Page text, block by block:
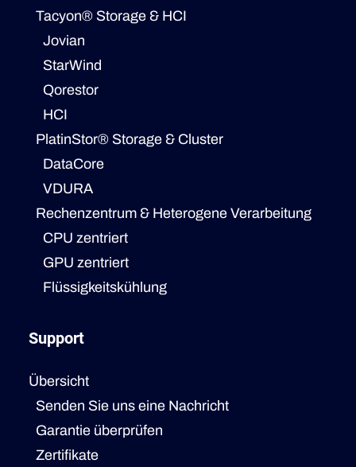
Tacyon® Storage & HCI
Jovian
StarWind
Qorestor
HCI
PlatinStor® Storage & Cluster
DataCore
VDURA
Rechenzentrum & Heterogene Verarbeitung
CPU zentriert
GPU zentriert
Flüssigkeitskühlung
Support
Übersicht
Senden Sie uns eine Nachricht
Garantie überprüfen
Zertifikate